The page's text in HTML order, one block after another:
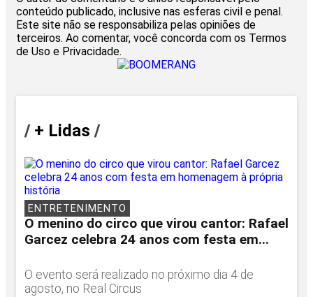
conteúdo publicado, inclusive nas esferas civil e penal.
Este site não se responsabiliza pelas opiniões de
terceiros. Ao comentar, você concorda com os Termos
de Uso e Privacidade.
/+ Lidas /
ENTRETENIMENTO
O menino do circo que virou cantor: Rafael
Garcez celebra 24 anos com festa em...
O evento será realizado no próximo dia 4 de
agosto, no Real Circus